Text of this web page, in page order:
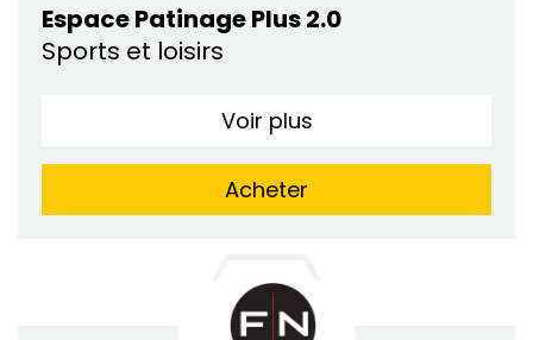
Espace Patinage Plus 2.0
Sports et loisirs
Voir plus
Acheter